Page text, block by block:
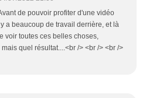
de pouvoir profiter d'une vidéo
a beaucoup de travail derrière, et là
voir toutes ces belles choses,
quel résultat....<br /> <br /> <br />